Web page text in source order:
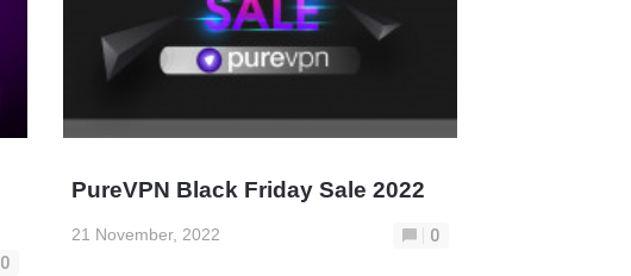
0
PureVPN Black Friday Sale 2022
21 November, 2022 0